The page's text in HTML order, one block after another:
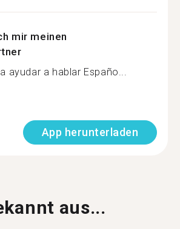
mir meinen
ayudar a hablar Españo...
App herunterladen
aus...